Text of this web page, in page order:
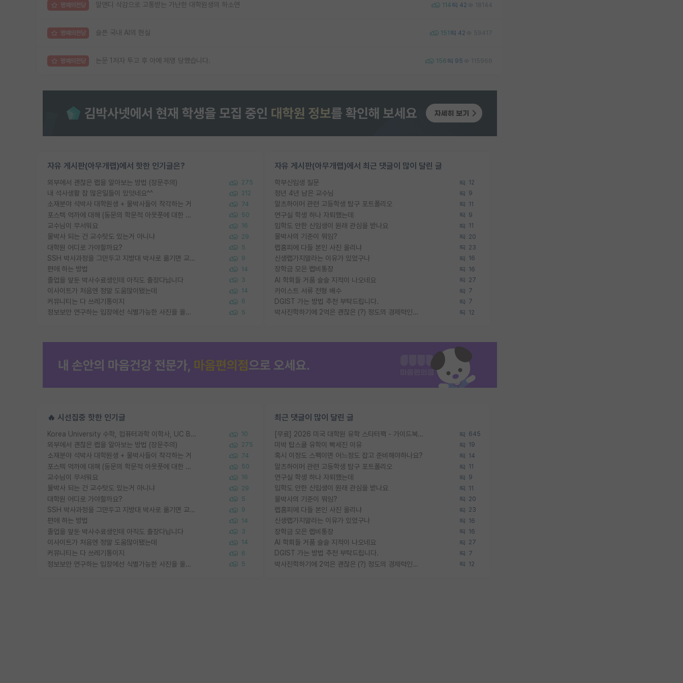
명예의전당 알앤디 삭감으로 고통받는 가난한 대학원생의 하소연 114 42 18144
명예의전당 슬픈 국내 AI의 현실 151 42 59417
명예의전당 논문 1저자 투고 후 아예 제명 당했습니다. 156 95 115966
자유 게시판(아무개랩)에서 핫한 인기글은?
외부에서 괜찮은 랩을 알아보는 방법 (장문주의) 275
내 석사생활 참 많은일들이 있엇네요^^ 212
소재분야 석박사 대학원생 + 물박사들이 착각하는 거 74
포스텍 억까에 대해 (동문의 학문적 아웃풋에 대한 반박) 50
교수님이 무서워요 16
물박사 되는 건 교수탓도 있는거 아니냐 29
대학원 어디로 가야할까요? 5
SSH 박사과정을 그만두고 지방대 박사로 옮기면 교수의 꿈은 끝일까요? 9
편애 하는 방법 14
졸업을 앞둔 박사수료생인데 아직도 출장다닙니다 3
이사이트가 처음엔 정말 도움많이됐는데 14
커뮤니티는 다 쓰레기통이지 6
정보보안 연구하는 입장에선 식별가능한 사진을 올리는건 비추이긴함 5
자유 게시판(아무개랩)에서 최근 댓글이 많이 달린 글
학부신입생 질문 12
정년 4년 남은 교수님 9
알츠하이머 관련 고등학생 탐구 포트폴리오 11
연구실 학생 하나 자퇴했는데 9
입학도 안한 신입생이 원래 관심을 받나요 11
물박사의 기준이 뭐임? 20
랩홈피에 다들 본인 사진 올리냐 23
신생랩가지말라는 이유가 있었구나 16
장학금 모은 랩비통장 16
AI 학회들 거품 슬슬 지적이 나오네요 27
카이스트 서류 전형 배수 7
DGIST 가는 방법 추천 부탁드립니다. 7
박사진학하기에 2억은 괜찮은 (?) 정도의 경제력인가요 12
🔥 시선집중 핫한 인기글
Korea University 수학, 컴퓨터과학 이학사, UC Berkeley 산업공학 대학원 공학박사가 되는 것은 쉽지 않겠죠? 10
외부에서 괜찮은 랩을 알아보는 방법 (장문주의) 275
소재분야 석박사 대학원생 + 물박사들이 착각하는 거 74
포스텍 억까에 대해 (동문의 학문적 아웃풋에 대한 반박) 50
교수님이 무서워요 16
물박사 되는 건 교수탓도 있는거 아니냐 29
대학원 어디로 가야할까요? 5
SSH 박사과정을 그만두고 지방대 박사로 옮기면 교수의 꿈은 끝일까요? 9
편애 하는 방법 14
졸업을 앞둔 박사수료생인데 아직도 출장다닙니다 3
이사이트가 처음엔 정말 도움많이됐는데 14
커뮤니티는 다 쓰레기통이지 6
정보보안 연구하는 입장에선 식별가능한 사진을 올리는건 비추이긴함 5
최근 댓글이 많이 달린 글
[무료] 2026 미국 대학원 유학 스타터팩 - 가이드북 & 합격자 컨택메일 템플릿 645
미박 탑스쿨 유학이 빡세진 이유 19
혹시 이정도 스펙이면 어느정도 잡고 준비해야하나요? 14
알츠하이머 관련 고등학생 탐구 포트폴리오 11
연구실 학생 하나 자퇴했는데 9
입학도 안한 신입생이 원래 관심을 받나요 11
물박사의 기준이 뭐임? 20
랩홈피에 다들 본인 사진 올리냐 23
신생랩가지말라는 이유가 있었구나 16
장학금 모은 랩비통장 16
AI 학회들 거품 슬슬 지적이 나오네요 27
DGIST 가는 방법 추천 부탁드립니다. 7
박사진학하기에 2억은 괜찮은 (?) 정도의 경제력인가요 12